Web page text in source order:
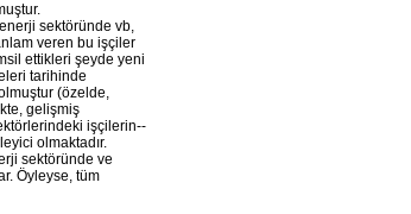
sektöründe vb,
veren bu işçiler
ettikleri şeyde yeni
tarihinde
(özelde,
gelişmiş
işçilerin--
olmaktadır.
sektöründe ve
Öyleyse, tüm